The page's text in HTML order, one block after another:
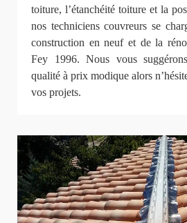
toiture, l’étanchéité toiture et la
nos techniciens couvreurs se
construction en neuf et de la
Fey 1996. Nous vous
qualité à prix modique alors
vos projets.